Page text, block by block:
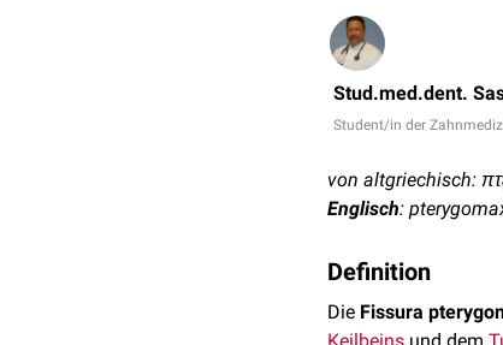
Stud.med.dent.
Student/in der
von altgriechisch:
Englisch:
Definition
Die Fissura